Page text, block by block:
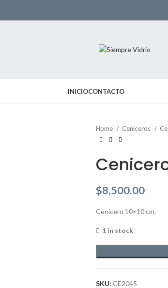
INICIOCONTACTO
Home Ceniceros
$8,500.00
Cenicero 10×10 cm.
1 in stock
SKU: CE2045